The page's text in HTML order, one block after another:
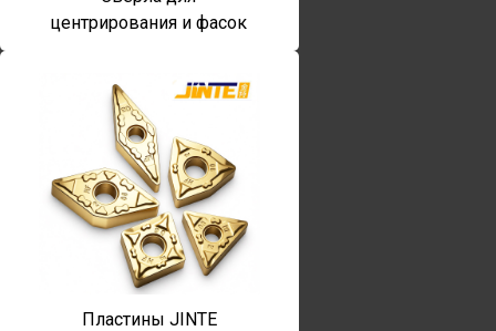
центрирования и фасок
Пластины JINTE